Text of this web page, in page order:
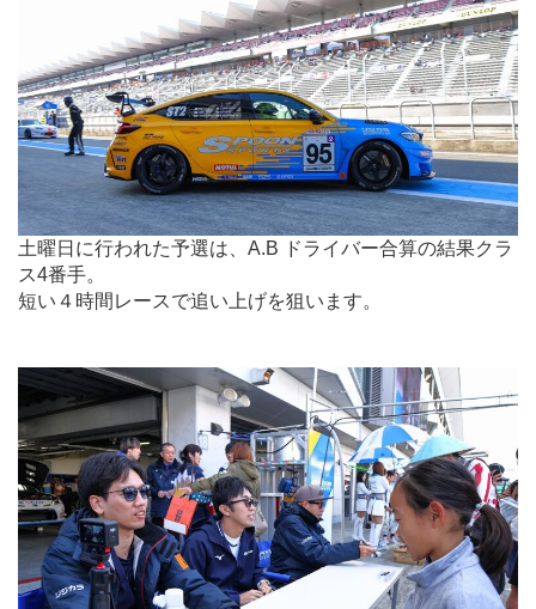
土曜日に行われた予選は、A.B ドライバー合算の結果クラ
ス4番手。
短い４時間レースで追い上げを狙います。